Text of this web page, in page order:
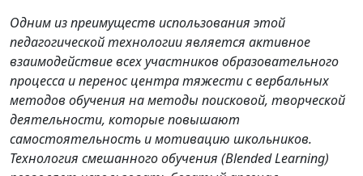
Одним из преимуществ использования этой
педагогической технологии является активное
взаимодействие всех участников образовательного
процесса и перенос центра тяжести с вербальных
методов обучения на методы поисковой, творческой
деятельности, которые повышают
самостоятельность и мотивацию школьников.
Технология смешанного обучения (Blended Learning)